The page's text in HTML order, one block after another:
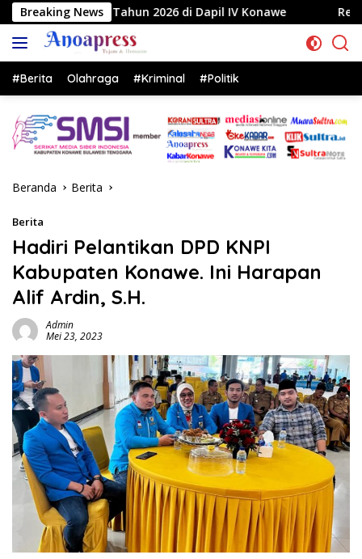
Langsung
ke
konten
Breaking News
2026 di Dapil IV Konawe Reses di Labela, Anggota
#Berita Olahraga #Kriminal #Politik
Beranda Berita
Berita
Hadiri Pelantikan DPD KNPI
Kabupaten Konawe. Ini Harapan
Alif Ardin, S.H.
Admin
Mei 23, 2023